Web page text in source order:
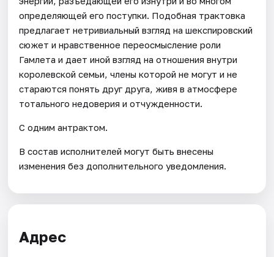
определяющей его поступки. Подобная трактовка
предлагает нетривиальный взгляд на шекспировский
сюжет и нравственное переосмысление роли
Гамлета и дает иной взгляд на отношения внутри
королевской семьи, члены которой не могут и не
стараются понять друг друга, живя в атмосфере
тотального недоверия и отчужденности.
С одним антрактом.
В состав исполнителей могут быть внесены
изменения без дополнительного уведомления.
Адрес